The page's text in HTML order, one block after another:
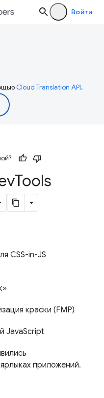
Войти
Cloud Translation API.
Tools
CSS-in-JS
краски (FMP)
JavaScript
приложений.